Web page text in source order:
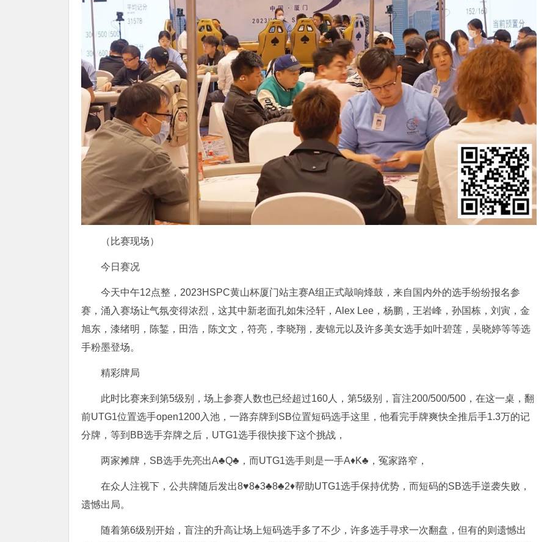
（比赛现场）
今日赛况
今天中午12点整，2023HSPC黄山杯厦门站主赛A组正式敲响烽鼓，来自国内外的选手纷纷报名参
赛，涌入赛场让气氛变得浓烈，这其中新老面孔如朱泾轩，Alex Lee，杨鹏，王岩峰，孙国栋，刘寅，金
旭东，漆绪明，陈錾，田浩，陈文文，符亮，李晓翔，麦锦元以及许多美女选手如叶碧莲，吴晓婷等等选
手粉墨登场。
精彩牌局
此时比赛来到第5级别，场上参赛人数也已经超过160人，第5级别，盲注200/500/500，在这一桌，翻
前UTG1位置选手open1200入池，一路弃牌到SB位置短码选手这里，他看完手牌爽快全推后手1.3万的记
分牌，等到BB选手弃牌之后，UTG1选手很快接下这个挑战，
两家摊牌，SB选手先亮出A♣️Q♣️，而UTG1选手则是一手A♦️K♣️，冤家路窄，
在众人注视下，公共牌随后发出8♥️8♠️3♣️8♣️2♦️帮助UTG1选手保持优势，而短码的SB选手逆袭失败，
遗憾出局。
随着第6级别开始，盲注的升高让场上短码选手多了不少，许多选手寻求一次翻盘，但有的则遗憾出